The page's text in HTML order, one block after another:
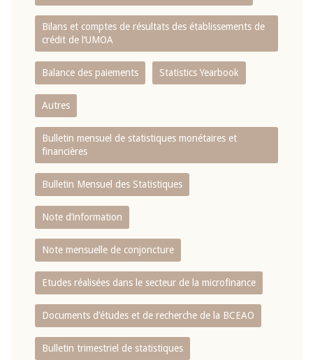
Bilans et comptes de résultats des établissements de
crédit de l‘UMOA
Balance des paiements Statistics Yearbook
Autres
Bulletin mensuel de statistiques monétaires et
financières
Bulletin Mensuel des Statistiques
Note d’information
Note mensuelle de conjoncture
Etudes réalisées dans le secteur de la microfinance
Documents d’études et de recherche de la BCEAO
Bulletin trimestriel de statistiques